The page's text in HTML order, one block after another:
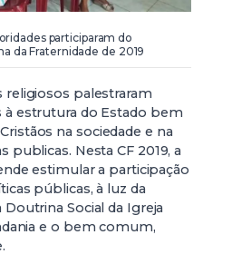
participaram do
da Fraternidade de 2019
religiosos palestraram
estrutura do Estado bem
na sociedade e na
publicas. Nesta CF 2019, a
estimular a participação
públicas, à luz da
Doutrina Social da Igreja
e o bem comum,